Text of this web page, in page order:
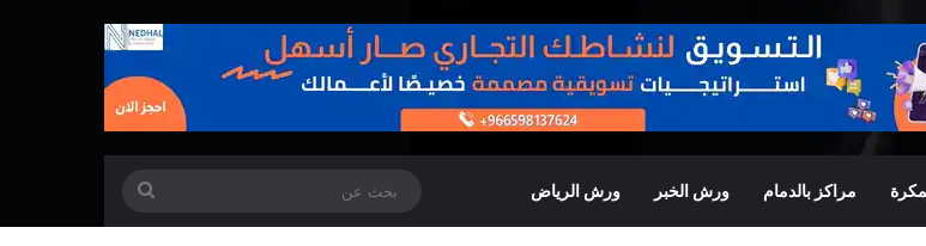
مراكز بالدمام ورش الخبر ورش الرياض
عن